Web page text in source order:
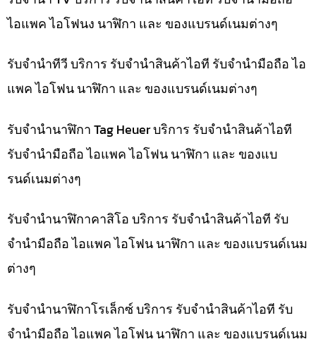
ไอแพค ไอโฟนง นาฬิกา และ ของแบรนด์เนมต่างๆ
รับจำนำทีวี บริการ รับจำนำสินค้าไอที รับจำนำมือถือ ไอ
แพค ไอโฟน นาฬิกา และ ของแบรนด์เนมต่างๆ
รับจำนำนาฬิกา Tag Heuer บริการ รับจำนำสินค้าไอที
รับจำนำมือถือ ไอแพค ไอโฟน นาฬิกา และ ของแบ
รนด์เนมต่างๆ
รับจำนำนาฬิกาคาสิโอ บริการ รับจำนำสินค้าไอที รับ
จำนำมือถือ ไอแพค ไอโฟน นาฬิกา และ ของแบรนด์เนม
ต่างๆ
รับจำนำนาฬิกาโรเล็กซ์ บริการ รับจำนำสินค้าไอที รับ
จำนำมือถือ ไอแพค ไอโฟน นาฬิกา และ ของแบรนด์เนม